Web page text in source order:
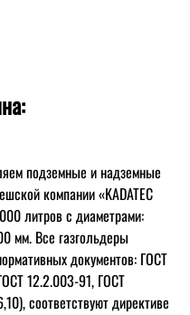
подземные и надземные
компании «KADATEC
литров с диаметрами:
мм. Все газгольдеры
документов: ГОСТ
12.2.003-91, ГОСТ
соответствуют директиве